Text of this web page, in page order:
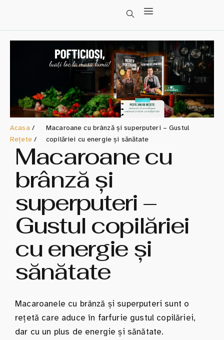
Acasa/
Rețete/
Macaroane cu brânză și superputeri – Gustul
copilăriei cu energie și sănătate
Macaroane cu
brânză și
superputeri –
Gustul copilăriei
cu energie și
sănătate
Macaroanele cu brânză și superputeri sunt o
rețetă care aduce în farfurie gustul copilăriei,
dar cu un plus de energie și sănătate.